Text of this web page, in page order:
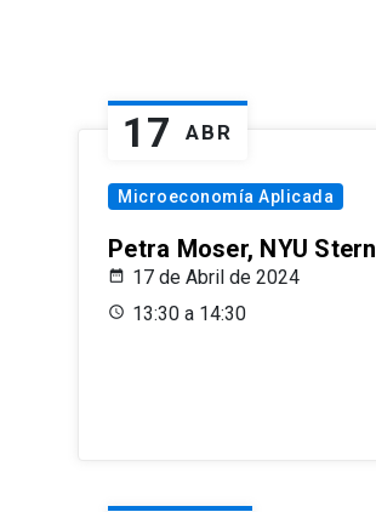
17 ABR
Microeconomía Aplicada
Petra Moser, NYU Stern
17 de Abril de 2024
13:30 a 14:30